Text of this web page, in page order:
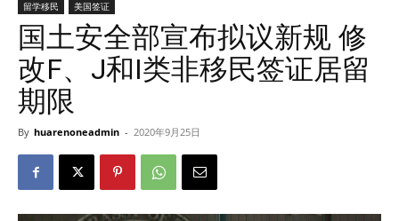
留学移民 美国签证
国土安全部宣布拟议新规 修
改F、J和I类非移民签证居留
期限
By huarenoneadmin - 2020年9月25日